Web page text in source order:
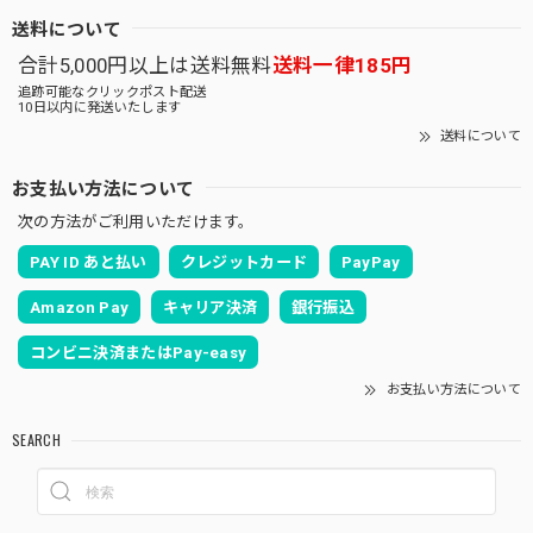
送料について
合計5,000円以上は送料無料送料一律185円
追跡可能なクリックポスト配送
10日以内に発送いたします
送料について
お支払い方法について
次の方法がご利用いただけます。
PAY ID あと払い クレジットカード PayPay
Amazon Pay キャリア決済 銀行振込
コンビニ決済またはPay-easy
お支払い方法について
SEARCH